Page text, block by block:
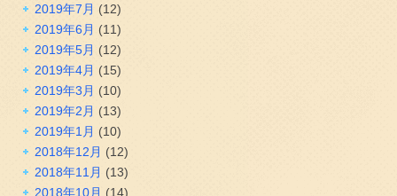
2019年7月 (12)
2019年6月 (11)
2019年5月 (12)
2019年4月 (15)
2019年3月 (10)
2019年2月 (13)
2019年1月 (10)
2018年12月 (12)
2018年11月 (13)
2018年10月 (14)